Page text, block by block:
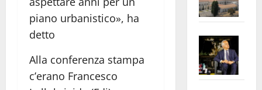
piano urbanistico», ha
detto
Alla conferenza stampa
c’erano Francesco
apre